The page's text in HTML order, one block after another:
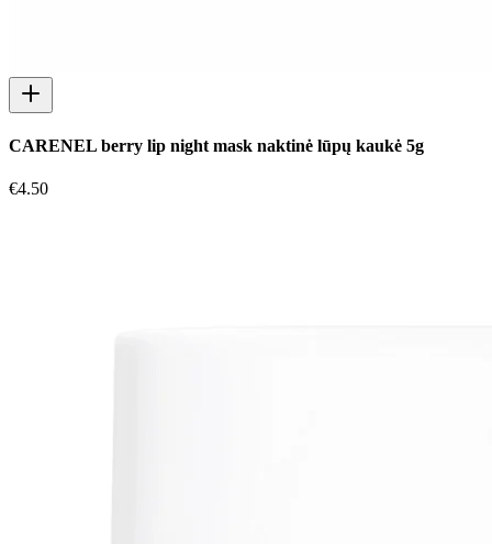
CARENEL berry lip night mask naktinė lūpų kaukė 5g
€4.50